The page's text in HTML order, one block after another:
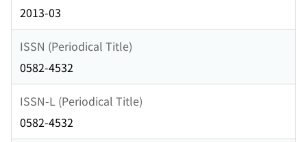
2013-03
ISSN (Periodical Title)
0582-4532
ISSN-L (Periodical Title)
0582-4532